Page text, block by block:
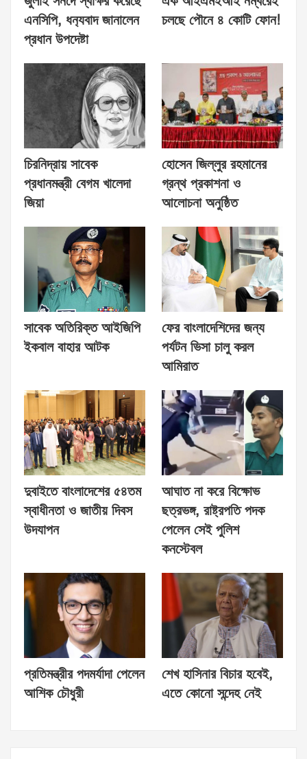
এনসিপি, ধন‍্যবাদ জানালেন
প্রধান উপদেষ্টা
চলছে পৌনে ৪ কোটি ফোন!
চিরনিদ্রায় সাবেক
প্রধানমন্ত্রী বেগম খালেদা
জিয়া
হোসেন জিল্লুর রহমানের
গ্রন্থ প্রকাশনা ও
আলোচনা অনুষ্ঠিত
সাবেক অতিরিক্ত আইজিপি
ইকবাল বাহার আটক
ফের বাংলাদেশিদের জন্য
পর্যটন ভিসা চালু করল
আমিরাত
দুবাইতে বাংলাদেশের ৫৪তম
স্বাধীনতা ও জাতীয় দিবস
উদযাপন
আঘাত না করে বিক্ষোভ
ছত্রভঙ্গ, রাষ্ট্রপতি পদক
পেলেন সেই পুলিশ
কনস্টেবল
প্রতিমন্ত্রীর পদমর্যাদা পেলেন
আশিক চৌধুরী
শেখ হাসিনার বিচার হবেই,
এতে কোনো সন্দেহ নেই